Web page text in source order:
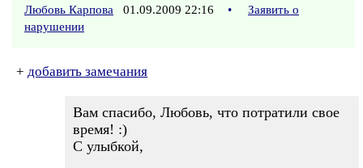
Любовь Карпова 01.09.2009 22:16 •
Заявить о
нарушении
+ добавить замечания
Вам спасибо, Любовь, что потратили свое
время! :)
С улыбкой,